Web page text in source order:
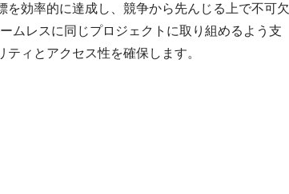
効率的に達成し、競争から先んじる上で不可欠
ムレスに同じプロジェクトに取り組めるよう支
ィとアクセス性を確保します。